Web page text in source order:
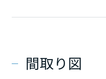
間取り図